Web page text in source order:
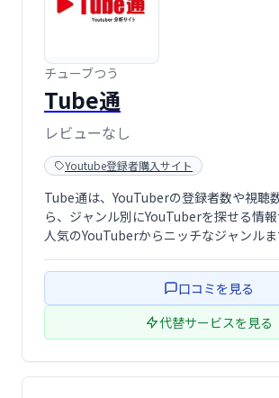
チューブつう
Tube通
レビューなし
Youtube登録者購入サイト
Tube通は、YouTuberの登録者数や視聴
ら、ジャンル別にYouTuberを探せる情報
人気のYouTuberからニッチなジャンル
発掘に役立ち、YouTube戦略の立案にも
口コミを見る
代替サービスを見る